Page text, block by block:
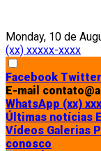
Monday, 10 de
(xx) xxxxx-xxxx
Facebook Twitter
E-mail
WhatsApp (xx)
Últimas notícias
Vídeos Galerias
conosco